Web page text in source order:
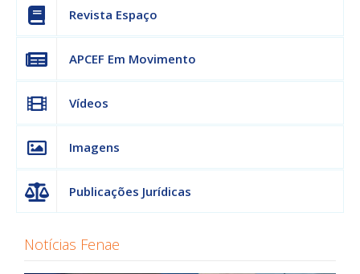
Revista Espaço
APCEF Em Movimento
Vídeos
Imagens
Publicações Jurídicas
Notícias Fenae